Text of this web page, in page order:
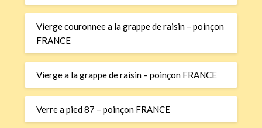
Vierge couronnee a la grappe de raisin – poinçon
FRANCE
Vierge a la grappe de raisin – poinçon FRANCE
Verre a pied 87 – poinçon FRANCE